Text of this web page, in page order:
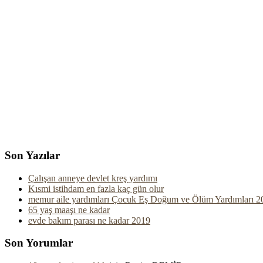
Son Yazılar
Çalışan anneye devlet kreş yardımı
Kısmi istihdam en fazla kaç gün olur
memur aile yardımları Çocuk Eş Doğum ve Ölüm Yardımları
65 yaş maaşı ne kadar
evde bakım parası ne kadar 2019
Son Yorumlar